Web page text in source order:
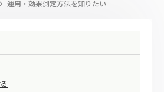
運用・効果測定方法を知りたい